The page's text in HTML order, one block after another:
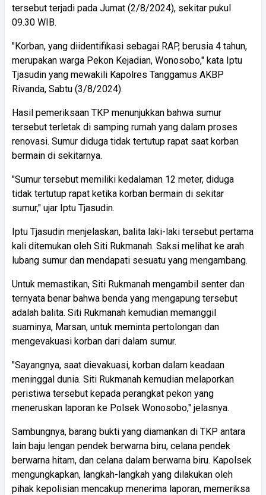
tersebut terjadi pada Jumat (2/8/2024), sekitar pukul
09.30 WIB.
"Korban, yang diidentifikasi sebagai RAP, berusia 4 tahun,
merupakan warga Pekon Kejadian, Wonosobo," kata Iptu
Tjasudin yang mewakili Kapolres Tanggamus AKBP
Rivanda, Sabtu (3/8/2024).
Hasil pemeriksaan TKP menunjukkan bahwa sumur
tersebut terletak di samping rumah yang dalam proses
renovasi. Sumur diduga tidak tertutup rapat saat korban
bermain di sekitarnya.
"Sumur tersebut memiliki kedalaman 12 meter, diduga
tidak tertutup rapat ketika korban bermain di sekitar
sumur," ujar Iptu Tjasudin.
Iptu Tjasudin menjelaskan, balita laki-laki tersebut pertama
kali ditemukan oleh Siti Rukmanah. Saksi melihat ke arah
lubang sumur dan mendapati sesuatu yang mengambang.
Untuk memastikan, Siti Rukmanah mengambil senter dan
ternyata benar bahwa benda yang mengapung tersebut
adalah balita. Siti Rukmanah kemudian memanggil
suaminya, Marsan, untuk meminta pertolongan dan
mengevakuasi korban dari dalam sumur.
"Sayangnya, saat dievakuasi, korban dalam keadaan
meninggal dunia. Siti Rukmanah kemudian melaporkan
peristiwa tersebut kepada perangkat pekon yang
meneruskan laporan ke Polsek Wonosobo," jelasnya.
Sambungnya, barang bukti yang diamankan di TKP antara
lain baju lengan pendek berwarna biru, celana pendek
berwarna hitam, dan celana dalam berwarna biru. Kapolsek
mengungkapkan, langkah-langkah yang dilakukan oleh
pihak kepolisian mencakup menerima laporan, memeriksa